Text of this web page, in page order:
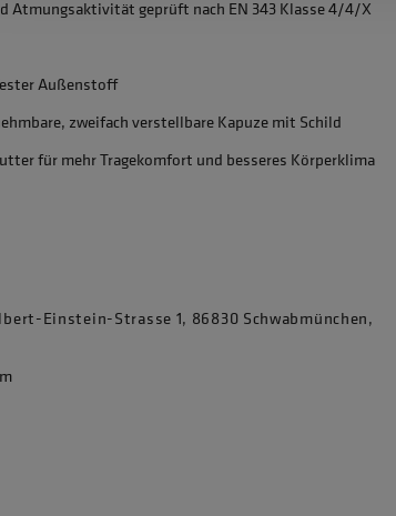
Atmungsaktivität geprüft nach EN 343 Klasse 4/4/X
Außenstoff
zweifach verstellbare Kapuze mit Schild
für mehr Tragekomfort und besseres Körperklima
Einstein-Strasse 1, 86830 Schwabmünchen,